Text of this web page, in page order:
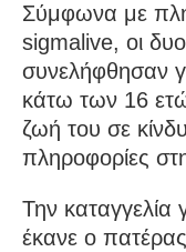
Σύμφωνα με
sigmalive, οι
συνελήφθησαν
κάτω των 16
ζωή του σε
πληροφορίες
Την καταγγελία
έκανε ο